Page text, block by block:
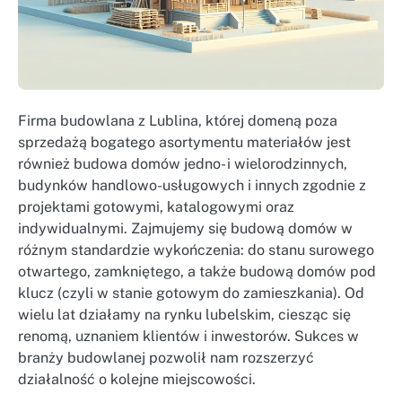
Firma budowlana z Lublina, której domeną poza
sprzedażą bogatego asortymentu materiałów jest
również budowa domów jedno- i wielorodzinnych,
budynków handlowo-usługowych i innych zgodnie z
projektami gotowymi, katalogowymi oraz
indywidualnymi. Zajmujemy się budową domów w
różnym standardzie wykończenia: do stanu surowego
otwartego, zamkniętego, a także budową domów pod
klucz (czyli w stanie gotowym do zamieszkania). Od
wielu lat działamy na rynku lubelskim, ciesząc się
renomą, uznaniem klientów i inwestorów. Sukces w
branży budowlanej pozwolił nam rozszerzyć
działalność o kolejne miejscowości.